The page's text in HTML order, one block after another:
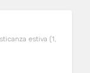
estiva (1,